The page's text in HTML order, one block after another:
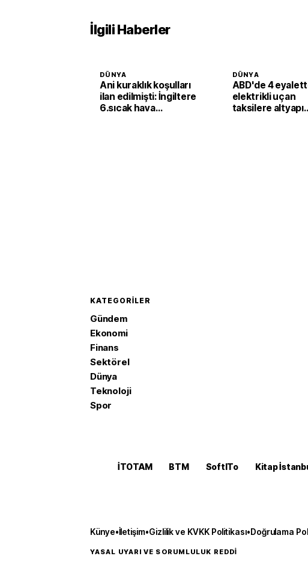
İlgili Haberler
DÜNYA
Ani kuraklık koşulları
ilan edilmişti: İngiltere
6.sıcak hava
DÜNYA
ABD'de 4
elektrikli uçan
taksilere altyapı
KATEGORILER
Gündem
Ekonomi
Finans
Sektörel
Dünya
Teknoloji
Spor
İTOTAM BTM SoftITo Kitap
Künye•İletişim•Gizlilik ve KVKK Politikası•Doğrulama
YASAL UYARI VE SORUMLULUK REDDİ